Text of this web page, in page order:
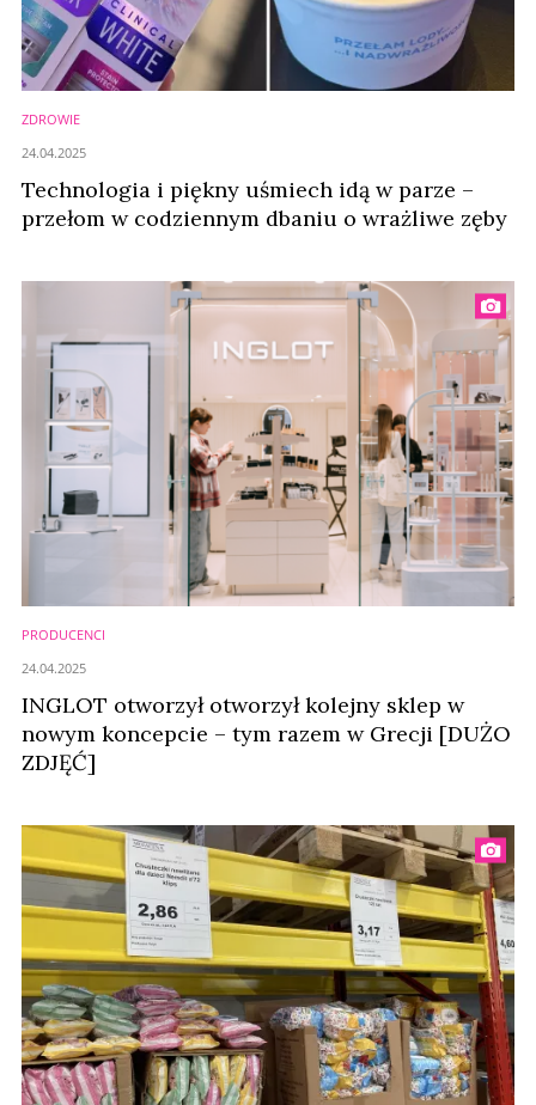
ZDROWIE
Technologia i piękny uśmiech idą w parze –
przełom w codziennym dbaniu o wrażliwe zęby
24.04.2025
PRODUCENCI
INGLOT otworzył otworzył kolejny sklep w
nowym koncepcie – tym razem w Grecji [DUŻO
ZDJĘĆ]
24.04.2025